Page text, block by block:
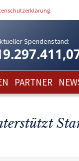
.
Spendenstand:
PARTNER